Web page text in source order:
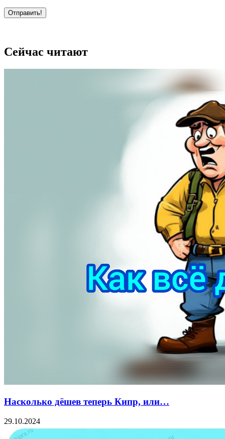
Отправить!
Сейчас читают
Насколько дёшев теперь Кипр, или…
29.10.2024